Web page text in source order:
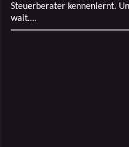
Steuerberater kennenlernt.
wait….